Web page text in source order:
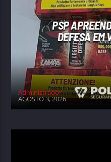
PSP
DEFESA EM
Administrador
AGOSTO 3, 2026